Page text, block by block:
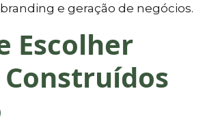
e geração de negócios.
Escolher